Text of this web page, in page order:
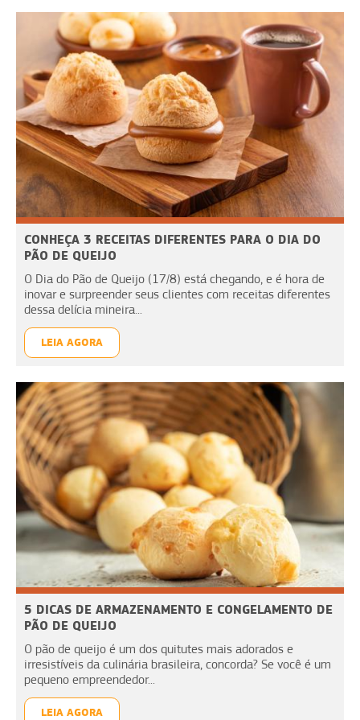
CONHEÇA 3 RECEITAS DIFERENTES PARA O DIA DO
PÃO DE QUEIJO
O Dia do Pão de Queijo (17/8) está chegando, e é hora de
inovar e surpreender seus clientes com receitas diferentes
dessa delícia mineira...
LEIA AGORA
5 DICAS DE ARMAZENAMENTO E CONGELAMENTO DE
PÃO DE QUEIJO
O pão de queijo é um dos quitutes mais adorados e
irresistíveis da culinária brasileira, concorda? Se você é um
pequeno empreendedor...
LEIA AGORA